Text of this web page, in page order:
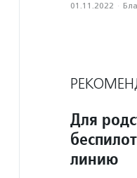
01.11.2022 ·
Для
линию